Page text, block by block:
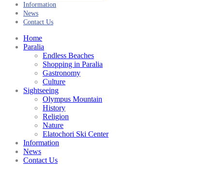
Information
News
Contact Us
Home
Paralia
Endless Beaches
Shopping in Paralia
Gastronomy
Culture
Sightseeing
Olympus Mountain
History
Religion
Nature
Elatochori Ski Center
Information
News
Contact Us